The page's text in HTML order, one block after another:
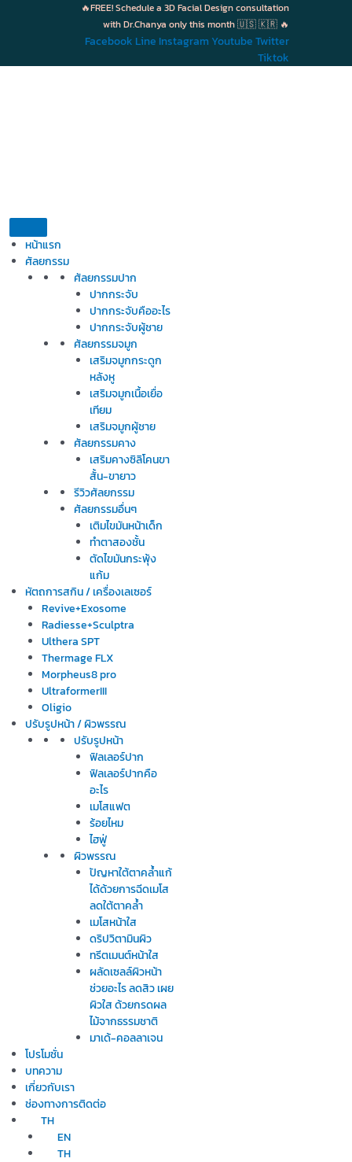
🔥FREE! Schedule a 3D Facial Design consultation
with Dr.Chanya only this month 🇺🇸 🇰🇷 🔥
Facebook Line Instagram Youtube Twitter
Tiktok
หน้าแรก
ศัลยกรรม
ศัลยกรรมปาก
ปากกระจับ
ปากกระจับคืออะไร
ปากกระจับผู้ชาย
ศัลยกรรมจมูก
เสริมจมูกกระดูก
หลังหู
เสริมจมูกเนื้อเยื่อ
เทียม
เสริมจมูกผู้ชาย
ศัลยกรรมคาง
เสริมคางซิลิโคนขา
สั้น-ขายาว
รีวิวศัลยกรรม
ศัลยกรรมอื่นๆ
เติมไขมันหน้าเด็ก
ทำตาสองชั้น
ตัดไขมันกระพุ้ง
แก้ม
หัตถการสกิน / เครื่องเลเซอร์
Revive+Exosome
Radiesse+Sculptra
Ulthera SPT
Thermage FLX
Morpheus8 pro
UltraformerIII
Oligio
ปรับรูปหน้า / ผิวพรรณ
ปรับรูปหน้า
ฟิลเลอร์ปาก
ฟิลเลอร์ปากคือ
อะไร
เมโสแฟต
ร้อยไหม
ไฮฟู่
ผิวพรรณ
ปัญหาใต้ตาคล้ำแก้
ได้ด้วยการฉีดเมโส
ลดใต้ตาคล้ำ
เมโสหน้าใส
ดริปวิตามินผิว
ทรีตเมนต์หน้าใส
ผลัดเซลล์ผิวหน้า
ช่วยอะไร ลดสิว เผย
ผิวใส ด้วยกรดผล
ไม้จากธรรมชาติ
มาเด้-คอลลาเจน
โปรโมชั่น
บทความ
เกี่ยวกับเรา
ช่องทางการติดต่อ
TH
EN
TH